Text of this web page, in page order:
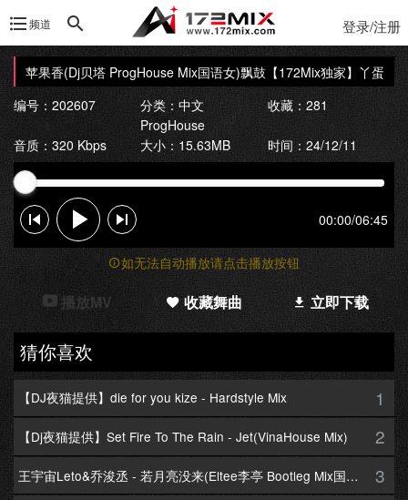
频道 登录/注册
- 苹果香(Dj贝塔 ProgHouse Mix国语女)飘鼓【172Mix独家】丫蛋 - 苹
编号：202607
分类：中文
ProgHouse
收藏：281
音质：320 Kbps 大小：15.63MB 时间：24/12/11
00:00/06:45
如无法自动播放请点击播放按钮
播放MV 收藏舞曲 立即下载
猜你喜欢
【DJ夜猫提供】die for you kize - Hardstyle Mix 1
【Dj夜猫提供】Set Fire To The Rain - Jet(VinaHouse Mix) 2
王宇宙Leto&乔浚丞 - 若月亮没来(Eltee李亭 Bootleg Mix国语合唱) 3